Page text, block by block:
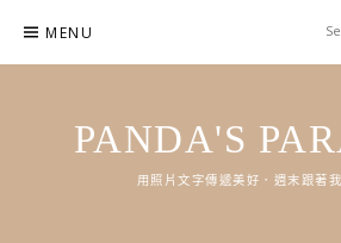
content
MENU
PANDA'S
用照片文字傳遞美好．週末跟著